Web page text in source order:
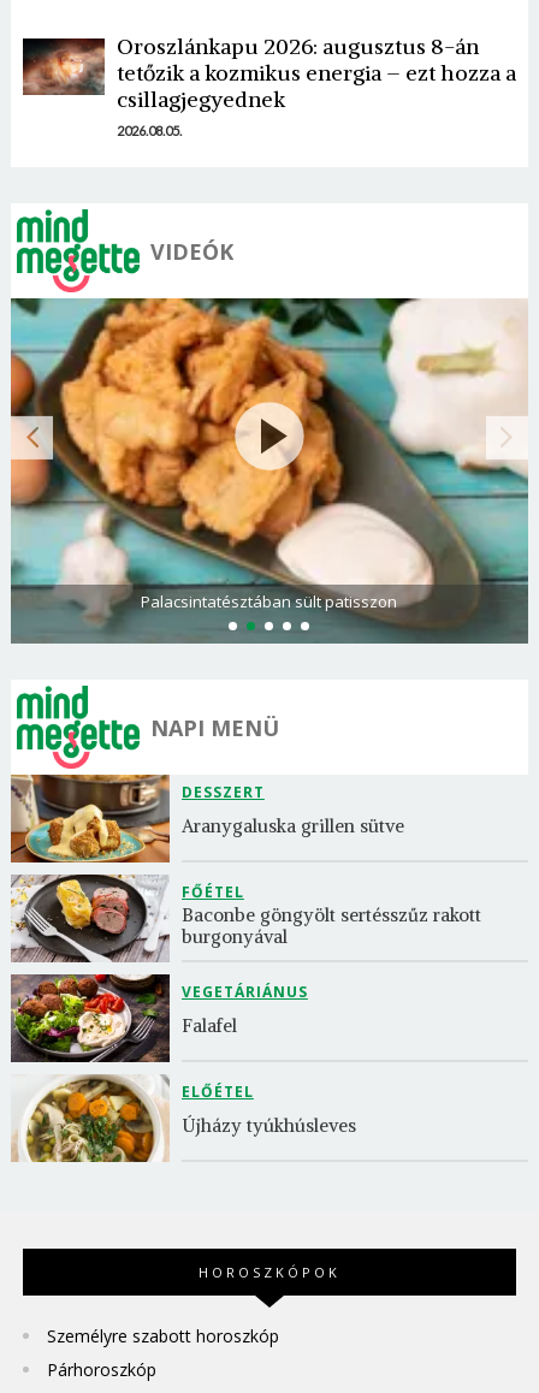
Oroszlánkapu 2026: augusztus 8-án
tetőzik a kozmikus energia – ezt hozza a
csillagjegyednek
2026.08.05.
VIDEÓK
Palacsintatésztában sült patisszon
NAPI MENÜ
DESSZERT
Aranygaluska grillen sütve
FŐÉTEL
Baconbe göngyölt sertésszűz rakott
burgonyával
VEGETÁRIÁNUS
Falafel
ELŐÉTEL
Újházy tyúkhúsleves
HOROSZKÓPOK
Személyre szabott horoszkóp
Párhoroszkóp